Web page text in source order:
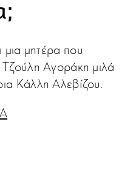
μια μητέρα που
Αγοράκη μιλά
Κάλλη Αλεβίζου.